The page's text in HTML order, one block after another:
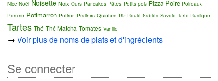
Nice Noël Noisette Noix Ours Pancakes Pâtes Petits pois Pizza Poire Poireaux
Pomme Potimarron Potiron Pralines Quiches Riz Roulé Sablés Savoie Tarte Rustique
Tartes Thé Thé Matcha Tomates Vanille
→ Voir plus de noms de plats et d'ingrédients
Se connecter